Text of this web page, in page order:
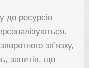
до ресурсів
зв’язку,
запитів, що